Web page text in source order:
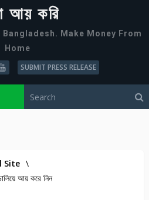
আয় করি
Bangladesh. Make Money From
Home
SUBMIT PRESS RELEASE
Site \
আয় করে নিন